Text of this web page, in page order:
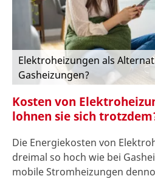
Elektroheizungen als
Gasheizungen?
Kosten von
lohnen sie sich
Die Energiekosten von
dreimal so hoch wie bei
mobile Stromheizungen